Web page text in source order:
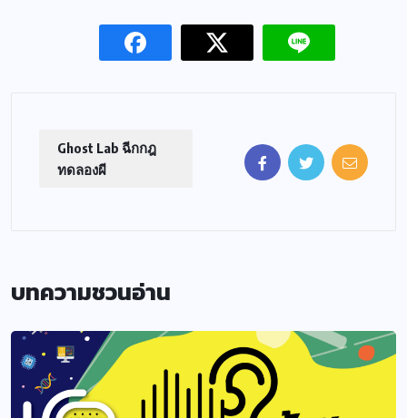
Ghost Lab ฉีกกฎ
ทดลองผี
บทความชวนอ่าน